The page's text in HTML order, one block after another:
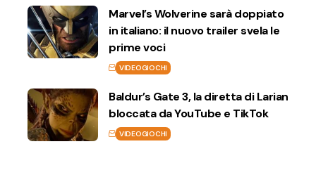
Marvel’s Wolverine sarà doppiato
in italiano: il nuovo trailer svela le
prime voci
VIDEOGIOCHI
Baldur’s Gate 3, la diretta di Larian
bloccata da YouTube e TikTok
VIDEOGIOCHI